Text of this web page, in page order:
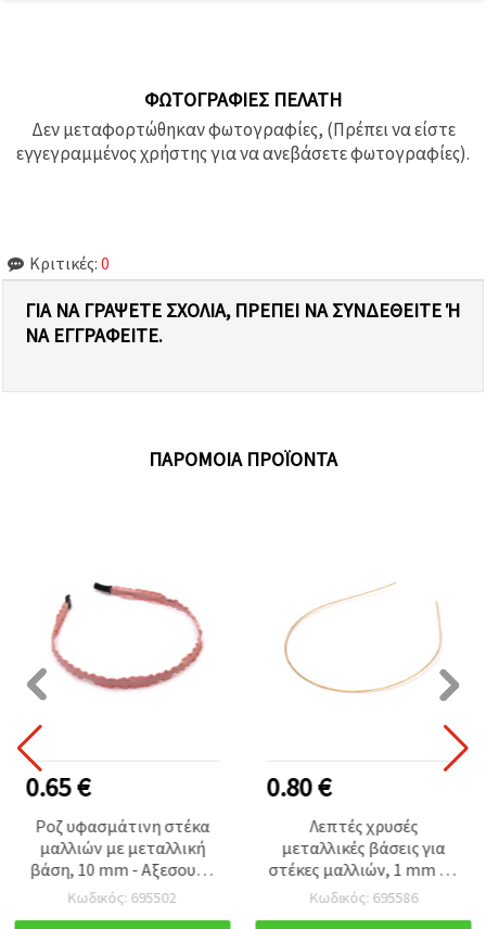
ΦΩΤΟΓΡΑΦΊΕΣ ΠΕΛΆΤΗ
Δεν μεταφορτώθηκαν φωτογραφίες, (Πρέπει να είστε
εγγεγραμμένος χρήστης για να ανεβάσετε φωτογραφίες).
Κριτικές: 0
ΓΙΑ ΝΑ ΓΡΆΨΕΤΕ ΣΧΌΛΙΑ, ΠΡΈΠΕΙ ΝΑ ΣΥΝΔΕΘΕΊΤΕ Ή Ν
Α ΕΓΓΡΑΦΕΊΤΕ.
ΠΑΡΌΜΟΙΑ ΠΡΟΪΌΝΤΑ
0.65 €
Ροζ υφασμάτινη στέκα
μαλλιών με μεταλλική
βάση, 10 mm - Αξεσουάρ
μαλλιών για γυναίκες και
κορίτσια
Κωδικός: 695502
0.80 €
Λεπτές χρυσές
μεταλλικές βάσεις για
στέκες μαλλιών, 1 mm – 5
τμχ, ιδανικές για κομψά &
καθημερινά χτενίσματα
Κωδικός: 695586